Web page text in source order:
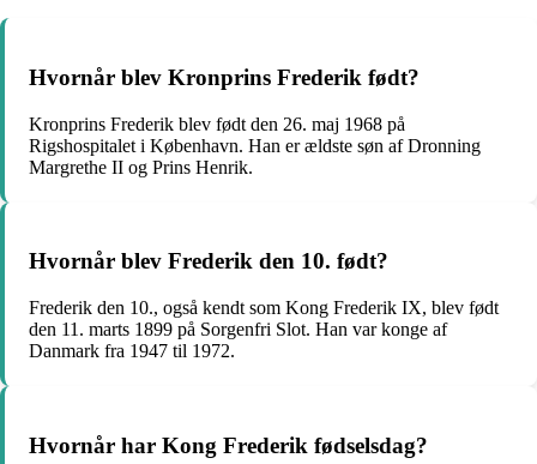
Hvornår blev Kronprins Frederik født?
Kronprins Frederik blev født den 26. maj 1968 på
Rigshospitalet i København. Han er ældste søn af Dronning
Margrethe II og Prins Henrik.
Hvornår blev Frederik den 10. født?
Frederik den 10., også kendt som Kong Frederik IX, blev født
den 11. marts 1899 på Sorgenfri Slot. Han var konge af
Danmark fra 1947 til 1972.
Hvornår har Kong Frederik fødselsdag?